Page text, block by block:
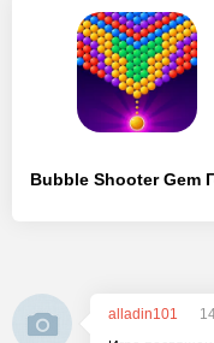
alladin101